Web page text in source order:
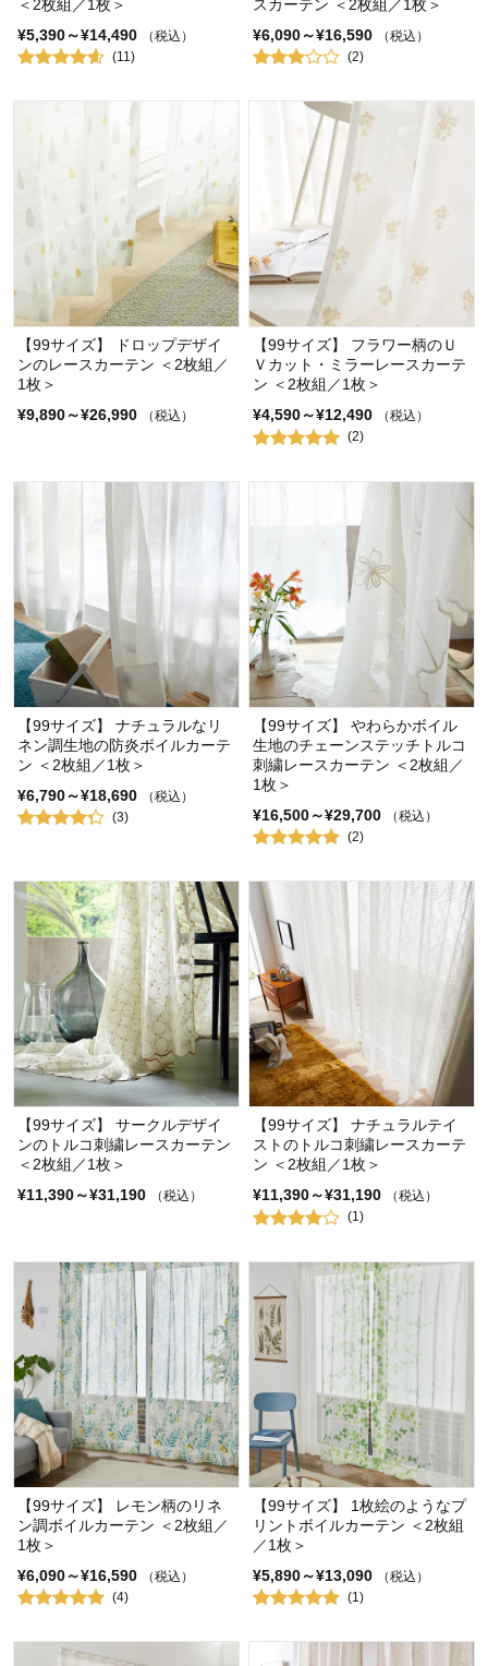
＜2枚組／1枚＞
¥5,390～¥14,490
（税込）
(11)
スカーテン ＜2枚組／1枚＞
¥6,090～¥16,590
（税込）
(2)
【99サイズ】 ドロップデザイ
ンのレースカーテン ＜2枚組／
1枚＞
¥9,890～¥26,990
（税込）
【99サイズ】 フラワー柄のＵ
Ｖカット・ミラーレースカーテ
ン ＜2枚組／1枚＞
¥4,590～¥12,490
（税込）
(2)
【99サイズ】 ナチュラルなリ
ネン調生地の防炎ボイルカーテ
ン ＜2枚組／1枚＞
¥6,790～¥18,690
（税込）
(3)
【99サイズ】 やわらかボイル
生地のチェーンステッチトルコ
刺繍レースカーテン ＜2枚組／
1枚＞
¥16,500～¥29,700
（税込）
(2)
【99サイズ】 サークルデザイ
ンのトルコ刺繍レースカーテン
＜2枚組／1枚＞
¥11,390～¥31,190
（税込）
【99サイズ】 ナチュラルテイ
ストのトルコ刺繍レースカーテ
ン ＜2枚組／1枚＞
¥11,390～¥31,190
（税込）
(1)
【99サイズ】 レモン柄のリネ
ン調ボイルカーテン ＜2枚組／
1枚＞
¥6,090～¥16,590
（税込）
(4)
【99サイズ】 1枚絵のようなプ
リントボイルカーテン ＜2枚組
／1枚＞
¥5,890～¥13,090
（税込）
(1)